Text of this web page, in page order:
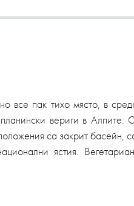
все пак тихо място, в
вериги в
са закрит басейн,
ястия.